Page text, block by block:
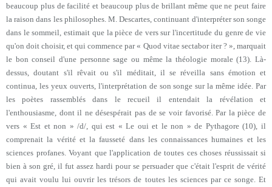
beaucoup plus de facilité et beaucoup plus de brillant même que ne peut faire
la raison dans les philosophes. M. Descartes, continuant d'interpréter son songe
dans le sommeil, estimait que la pièce de vers sur l'incertitude du genre de vie
qu'on doit choisir, et qui commence par « Quod vitae sectabor iter ? », marquait
le bon conseil d'une personne sage ou même la théologie morale (13). Là-
dessus, doutant s'il rêvait ou s'il méditait, il se réveilla sans émotion et
continua, les yeux ouverts, l'interprétation de son songe sur la même idée. Par
les poètes rassemblés dans le recueil il entendait la révélation et
l'enthousiasme, dont il ne désespérait pas de se voir favorisé. Par la pièce de
vers « Est et non » /d/, qui est « Le oui et le non » de Pythagore (10), il
comprenait la vérité et la fausseté dans les connaissances humaines et les
sciences profanes. Voyant que l'application de toutes ces choses réussissait si
bien à son gré, il fut assez hardi pour se persuader que c'était l'esprit de vérité
qui avait voulu lui ouvrir les trésors de toutes les sciences par ce songe. Et